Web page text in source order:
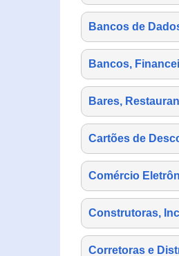
Bancos de
Bancos,
Bares,
Cartões de
Comércio
Construtoras,
Corretoras e